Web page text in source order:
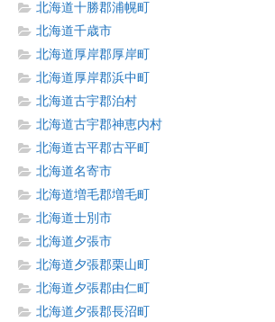
北海道十勝郡浦幌町
北海道千歳市
北海道厚岸郡厚岸町
北海道厚岸郡浜中町
北海道古宇郡泊村
北海道古宇郡神恵内村
北海道古平郡古平町
北海道名寄市
北海道増毛郡増毛町
北海道士別市
北海道夕張市
北海道夕張郡栗山町
北海道夕張郡由仁町
北海道夕張郡長沼町